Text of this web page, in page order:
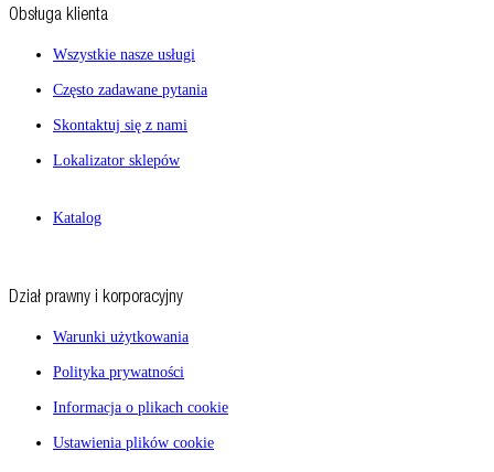
Obsługa klienta
Wszystkie nasze usługi
Często zadawane pytania
Skontaktuj się z nami
Lokalizator sklepów
Katalog
Dział prawny i korporacyjny
Warunki użytkowania
Polityka prywatności
Informacja o plikach cookie
Ustawienia plików cookie